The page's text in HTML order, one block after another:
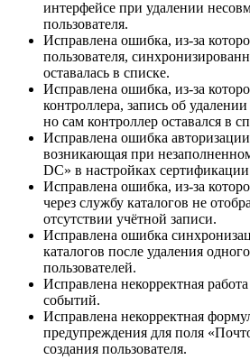
интерфейсе при удалении
пользователя.
Исправлена ошибка, из-за
пользователя,
оставалась в списке.
Исправлена ошибка, из-за
контроллера, запись об
но сам контроллер оставался в
Исправлена ошибка
возникающая при
DC» в настройках
Исправлена ошибка, из-за
через службу каталогов не
отсутствии учётной записи.
Исправлена ошибка
каталогов после удаления
пользователей.
Исправлена некорректная
событий.
Исправлена некорректная
предупреждения для поля
создания пользователя.